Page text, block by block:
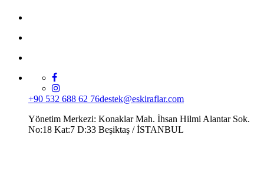
+90 532 688 62 76destek@eskiraflar.com
Yönetim Merkezi: Konaklar Mah. İhsan Hilmi Alantar Sok.
No:18 Kat:7 D:33 Beşiktaş / İSTANBUL